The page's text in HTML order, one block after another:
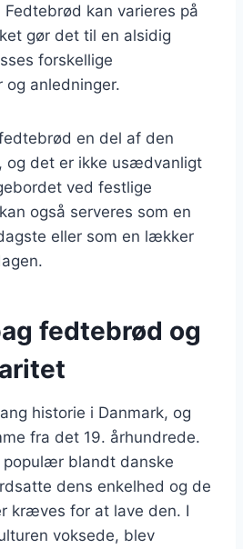
Fedtebrød kan varieres på
gør det til en alsidig
forskellige
anledninger.
en del af den
og det er ikke usædvanligt
ved festlige
også serveres som en
eller som en lækker
fedtebrød og
historie i Danmark, og
fra det 19. århundrede.
populær blandt danske
dens enkelhed og de
kræves for at lave den. I
voksede, blev